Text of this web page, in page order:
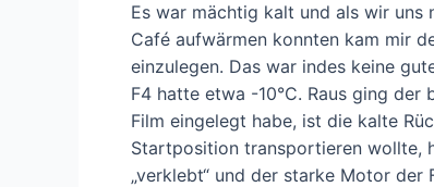
Es war mächtig kalt und als wir uns
Café aufwärmen konnten kam mir
einzulegen. Das war indes keine
F4 hatte etwa -10°C. Raus ging
Film eingelegt habe, ist die kalte
Startposition transportieren wollte,
„verklebt“ und der starke Motor